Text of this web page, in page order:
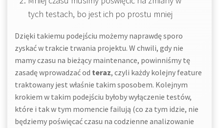
tych testach, bo jest ich po prostu mniej
Dzięki takiemu podejściu możemy naprawdę sporo
zyskać w trakcie trwania projektu. W chwili, gdy nie
mamy czasu na bieżący maintenance, powinniśmy tę
zasadę wprowadzać od teraz, czyli każdy kolejny feature
traktowany jest właśnie takim sposobem. Kolejnym
krokiem w takim podejściu byłoby wyłączenie testów,
które i tak w tym momencie failują (co za tym idzie, nie
będziemy poświęcać czasu na codzienne analizowanie